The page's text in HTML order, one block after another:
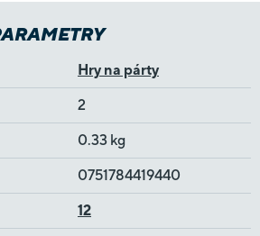
Hry na párty
2
0.33 kg
0751784419440
12